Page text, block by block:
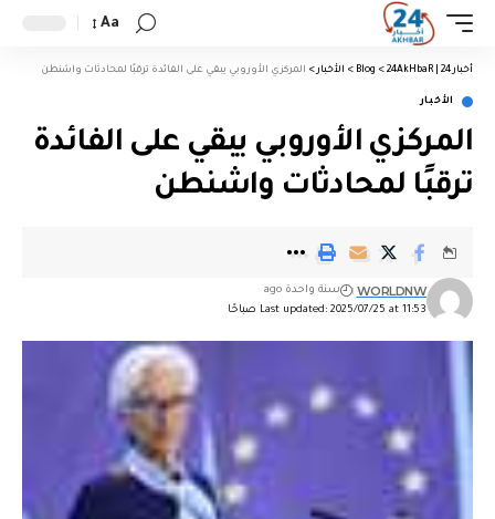
Aa
أخبار 24 | 24AkHbaR >
Blog
> الأخبار > المركزي الأوروبي يبقي على الفائدة ترقبًا لمحادثات واشنطن
الأخبار
المركزي الأوروبي يبقي على الفائدة
ترقبًا لمحادثات واشنطن
Last updated: 2025/07/25 at 11:53 صباحًا
WORLDNW سنة واحدة ago